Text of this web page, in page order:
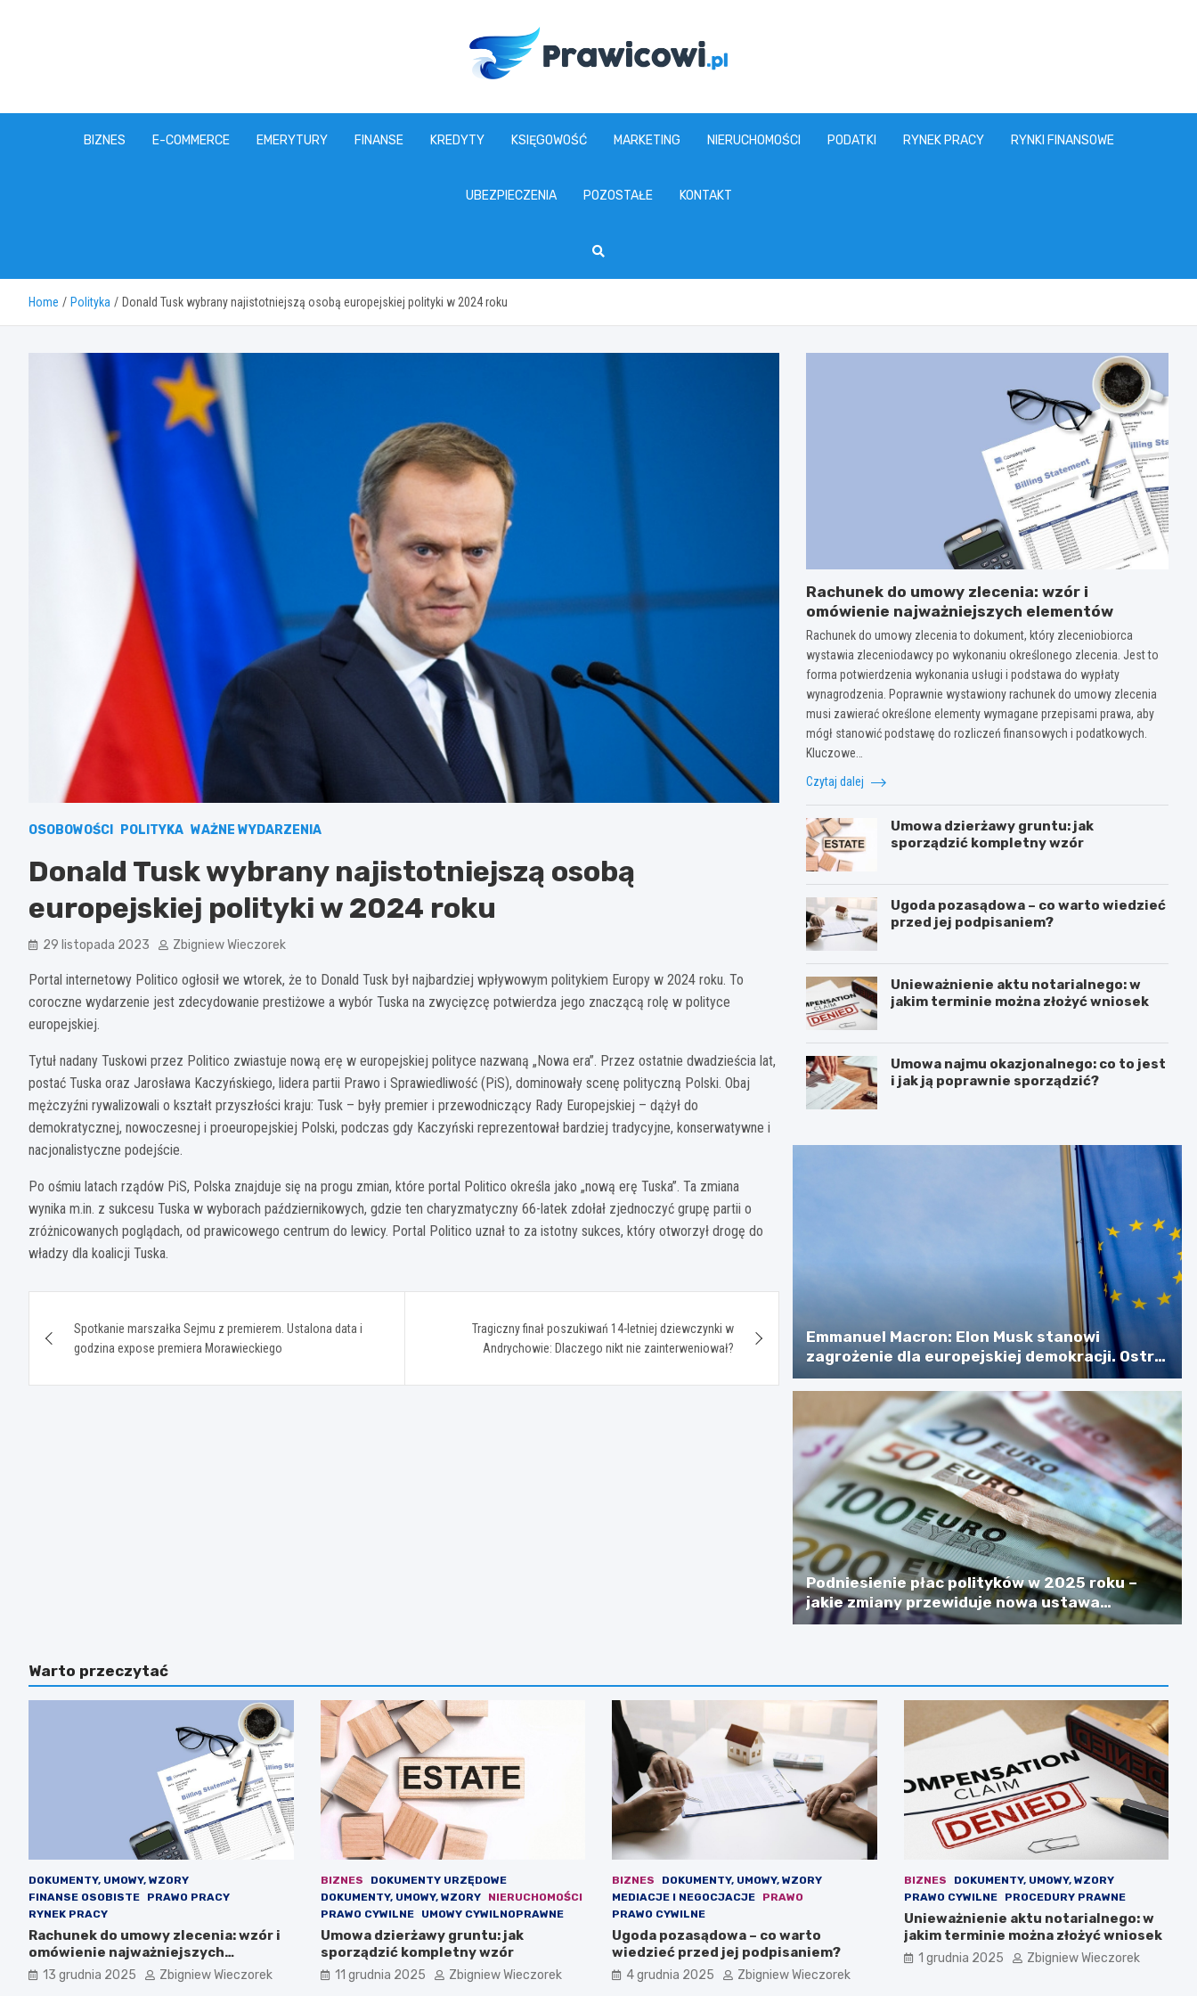
BIZNES E-COMMERCE EMERYTURY FINANSE KREDYTY KSIĘGOWOŚĆ MARKETING NIERUCHOMOŚCI PODATKI RYNEK PRACY RYNKI FINANSOWE
UBEZPIECZENIA POZOSTAŁE KONTAKT
Home Polityka Donald Tusk wybrany najistotniejszą osobą europejskiej polityki w 2024 roku
OSOBOWOŚCI POLITYKA WAŻNE WYDARZENIA
Donald Tusk wybrany najistotniejszą osobą
europejskiej polityki w 2024 roku
29 listopada 2023 Zbigniew Wieczorek
Portal internetowy Politico ogłosił we wtorek, że to Donald Tusk był najbardziej wpływowym politykiem Europy w 2024 roku. To
coroczne wydarzenie jest zdecydowanie prestiżowe a wybór Tuska na zwycięzcę potwierdza jego znaczącą rolę w polityce
europejskiej.
Tytuł nadany Tuskowi przez Politico zwiastuje nową erę w europejskiej polityce nazwaną „Nowa era”. Przez ostatnie dwadzieścia lat,
postać Tuska oraz Jarosława Kaczyńskiego, lidera partii Prawo i Sprawiedliwość (PiS), dominowały scenę polityczną Polski. Obaj
mężczyźni rywalizowali o kształt przyszłości kraju: Tusk – były premier i przewodniczący Rady Europejskiej – dążył do
demokratycznej, nowoczesnej i proeuropejskiej Polski, podczas gdy Kaczyński reprezentował bardziej tradycyjne, konserwatywne i
nacjonalistyczne podejście.
Po ośmiu latach rządów PiS, Polska znajduje się na progu zmian, które portal Politico określa jako „nową erę Tuska”. Ta zmiana
wynika m.in. z sukcesu Tuska w wyborach październikowych, gdzie ten charyzmatyczny 66-latek zdołał zjednoczyć grupę partii o
zróżnicowanych poglądach, od prawicowego centrum do lewicy. Portal Politico uznał to za istotny sukces, który otworzył drogę do
władzy dla koalicji Tuska.
wpisu
Spotkanie marszałka Sejmu z premierem. Ustalona data i
godzina expose premiera Morawieckiego
Tragiczny finał poszukiwań 14-letniej dziewczynki w
Andrychowie: Dlaczego nikt nie zainterweniował?
Rachunek do umowy zlecenia: wzór i
omówienie najważniejszych elementów
Rachunek do umowy zlecenia to dokument, który zleceniobiorca
wystawia zleceniodawcy po wykonaniu określonego zlecenia. Jest to
forma potwierdzenia wykonania usługi i podstawa do wypłaty
wynagrodzenia. Poprawnie wystawiony rachunek do umowy zlecenia
musi zawierać określone elementy wymagane przepisami prawa, aby
mógł stanowić podstawę do rozliczeń finansowych i podatkowych.
Kluczowe…
Czytaj dalej
Umowa dzierżawy gruntu: jak
sporządzić kompletny wzór
Ugoda pozasądowa – co warto wiedzieć
przed jej podpisaniem?
Unieważnienie aktu notarialnego: w
jakim terminie można złożyć wniosek
Umowa najmu okazjonalnego: co to jest
i jak ją poprawnie sporządzić?
Emmanuel Macron: Elon Musk stanowi
zagrożenie dla europejskiej demokracji. Ostra
retoryka na zebraniu ambasadorów
Podniesienie płac polityków w 2025 roku –
jakie zmiany przewiduje nowa ustawa
budżetowa?
Warto przeczytać
DOKUMENTY, UMOWY, WZORY
FINANSE OSOBISTE
PRAWO PRACY
RYNEK PRACY
Rachunek do umowy zlecenia: wzór i
omówienie najważniejszych
elementów
13 grudnia 2025 Zbigniew Wieczorek
BIZNES
DOKUMENTY URZĘDOWE
DOKUMENTY, UMOWY, WZORY
NIERUCHOMOŚCI
PRAWO CYWILNE
UMOWY CYWILNOPRAWNE
Umowa dzierżawy gruntu: jak
sporządzić kompletny wzór
11 grudnia 2025 Zbigniew Wieczorek
BIZNES
DOKUMENTY, UMOWY, WZORY
MEDIACJE I NEGOCJACJE
PRAWO
PRAWO CYWILNE
Ugoda pozasądowa – co warto
wiedzieć przed jej podpisaniem?
4 grudnia 2025 Zbigniew Wieczorek
BIZNES
DOKUMENTY, UMOWY, WZORY
PRAWO CYWILNE
PROCEDURY PRAWNE
Unieważnienie aktu notarialnego: w
jakim terminie można złożyć wniosek
1 grudnia 2025 Zbigniew Wieczorek